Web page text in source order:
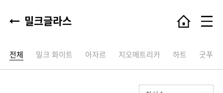
밀크글라스
전체 밀크 화이트 아자르 지오메트리카 하트 굿푸드